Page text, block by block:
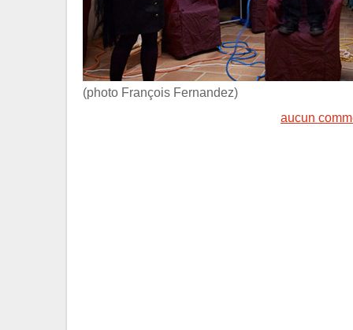
(photo François Fernandez)
aucun